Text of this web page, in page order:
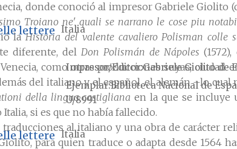
donde conoció al impresor Gabriele Giolito
Troiano ne' quali se narrano le cose piu
laHistoria del valente cavaliero Polisman colle
diferente, del Don Polismán de Nápoles
como otras producciones suyas,
del italiano y el español, el alemán –lo
della lingua castigliana en la que se incluye
si es que no había fallecido.
al italiano y una obra de carácter
para quien traduce o adapta desde 1564
lettere Italia
Impresor/Editor Gabriele Giolito de
Ejemplar Biblioteca Nacional de
U/8991
lettere Italia